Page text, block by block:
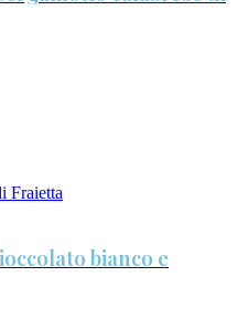
bianco e